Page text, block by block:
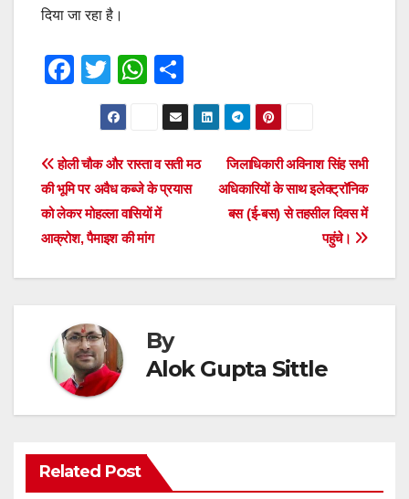
दिया जा रहा है।
F
e
b
o
o
k
T
wi
tt
er
W
h
at
s
A
p
p
h
ar
e
Post
navigation
जिलाधिकारी अविनाश सिंह सभी
अधिकारियों के साथ इलेक्ट्रॉनिक
बस (ई-बस) से तहसील दिवस में
पहुंचे।
होली चौक और रास्ता व सती मठ
की भूमि पर अवैध कब्जे के प्रयास
को लेकर मोहल्ला वासियों में
आक्रोश, पैमाइश की मांग
By
Alok Gupta Sittle
Related Post